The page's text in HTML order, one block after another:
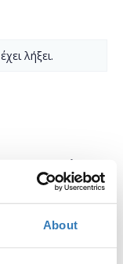
About
λήξει.
Tech | Virtual
σε γυναίκες,